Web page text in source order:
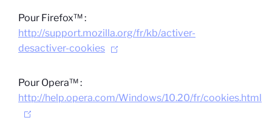
Pour Firefox™ :
http://support.mozilla.org/fr/kb/activer-
desactiver-cookies
Pour Opera™ :
http://help.opera.com/Windows/10.20/fr/cookies.html